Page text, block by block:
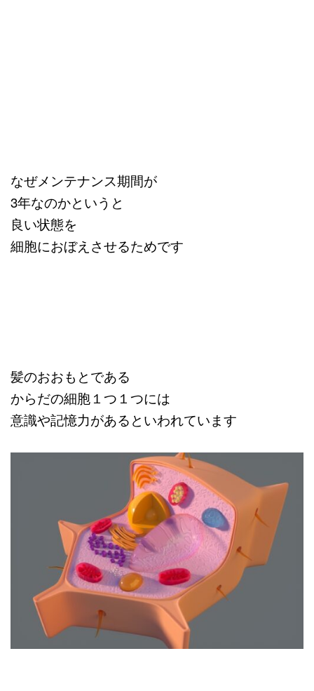
なぜメンテナンス期間が
3年なのかというと
良い状態を
細胞におぼえさせるためです
髪のおおもとである
からだの細胞１つ１つには
意識や記憶力があるといわれています